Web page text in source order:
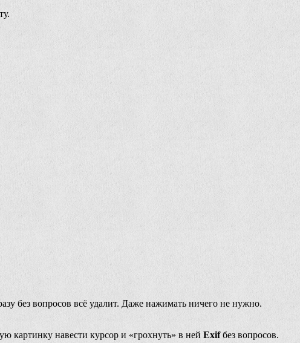
без вопросов всё удалит. Даже нажимать ничего не нужно.
картинку навести курсор и «грохнуть» в ней Exifбез вопросов.